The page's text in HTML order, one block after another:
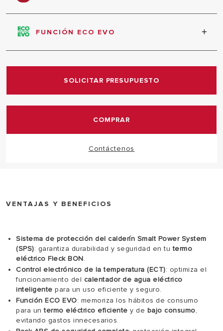
Medidas compactas que optimizan el tiempo de
instalación.
FUNCIÓN ECO EVO
Memoriza tus hábitos consumo con la función ECO
SOLICITAR PRESUPUESTO
COMPRAR
Contáctenos
VENTAJAS Y BENEFICIOS
Sistema de protección del calderín Smalt Power System
(SPS): garantiza durabilidad y seguridad en tutermo
eléctrico Fleck BON.
Control electrónico de la temperatura (ECT): optimiza el
funcionamiento del calentador de agua eléctrico
inteligente para un uso eficiente y seguro.
Función ECO EVO: memoriza los hábitos de consumo
para untermo eléctrico eficiente y de bajo consumo,
evitando gastos innecesarios.